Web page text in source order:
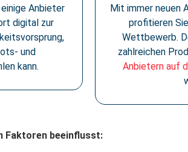
Anbieter
digital zur
und
kann.
Mit immer neuen
profitieren
Wettbewerb.
zahlreichen
Anbietern auf
Faktoren beeinflusst: